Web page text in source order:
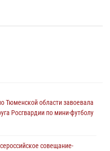
Тюменской области завоевала
Росгвардии по мини-футболу
совещание-